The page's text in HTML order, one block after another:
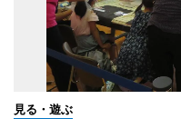
見る・遊ぶ